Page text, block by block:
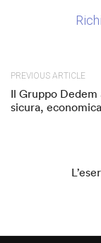
PREVIOUS ARTICLE
Il Gruppo Dedem
sicura,